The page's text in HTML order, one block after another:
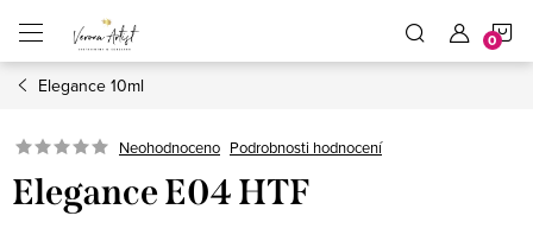
obsah
Elegance 10ml
Neohodnoceno Podrobnosti hodnocení
Elegance E04 HTF